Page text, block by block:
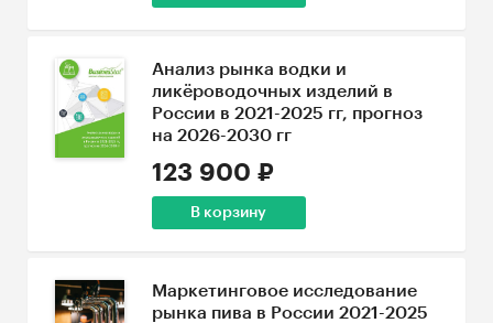
Анализ рынка водки и
ликёроводочных изделий в
России в 2021-2025 гг, прогноз
на 2026-2030 гг
123 900 ₽
В корзину
Маркетинговое исследование
рынка пива в России 2021-2025